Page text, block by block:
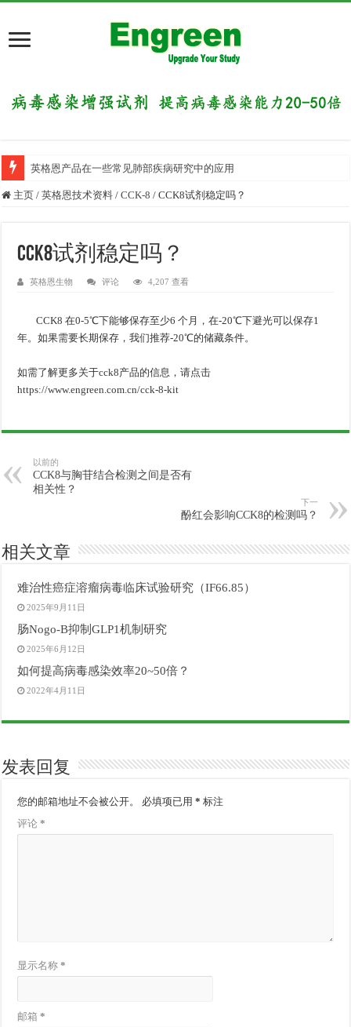
英格恩产品在一些常见肺部疾病研究中的应用
主页 / 英格恩技术资料 / CCK-8 / CCK8试剂稳定吗？
CCK8试剂稳定吗？
英格恩生物 评论 4,207 查看
CCK8 在0-5℃下能够保存至少6 个月，在-20℃下避光可以保存1
年。如果需要长期保存，我们推荐-20℃的储藏条件。
如需了解更多关于cck8产品的信息，请点击
https://www.engreen.com.cn/cck-8-kit
以前的
CCK8与胸苷结合检测之间是否有
相关性？
下一
酚红会影响CCK8的检测吗？
相关文章
难治性癌症溶瘤病毒临床试验研究（IF66.85）
2025年9月11日
肠Nogo-B抑制GLP1机制研究
2025年6月12日
如何提高病毒感染效率20~50倍？
2022年4月11日
发表回复
您的邮箱地址不会被公开。 必填项已用* 标注
评论*
显示名称*
邮箱*